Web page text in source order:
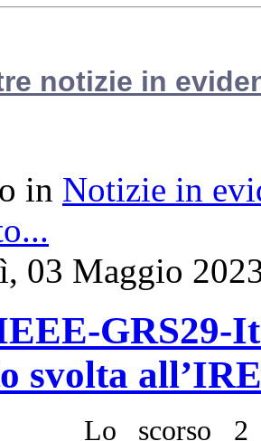
notizie in
in Notizie in
03 Maggio
GRS29-
svolta
Lo scorso